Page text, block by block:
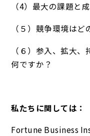
（4）最大の課題と
（５）競争環境は
（６）参入、拡大
何ですか？
私たちに関しては：
Fortune Business